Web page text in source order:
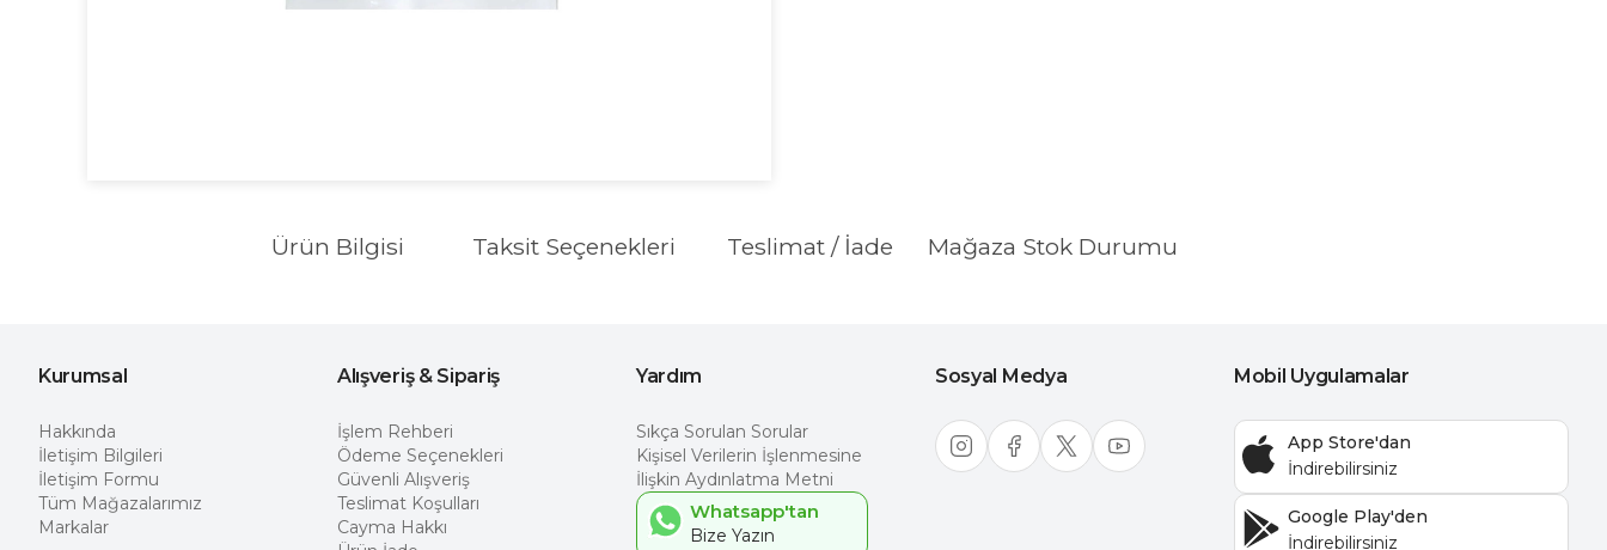
Ürün Bilgisi Taksit Seçenekleri Teslimat / İade Mağaza Stok Durumu
Kurumsal
Hakkında
İletişim Bilgileri
İletişim Formu
Tüm Mağazalarımız
Markalar
Alışveriş & Sipariş
İşlem Rehberi
Ödeme Seçenekleri
Güvenli Alışveriş
Teslimat Koşulları
Cayma Hakkı
Yardım
Sıkça Sorulan Sorular
Kişisel Verilerin İşlenmesine
İlişkin Aydınlatma Metni
Whatsapp'tan
Sosyal Medya Mobil Uygulamalar
App Store'dan
Google Play'den